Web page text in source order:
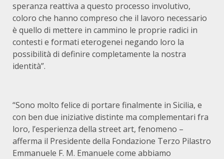
speranza reattiva a questo processo involutivo,
coloro che hanno compreso che il lavoro necessario
è quello di mettere in cammino le proprie radici in
contesti e formati eterogenei negando loro la
possibilità di definire completamente la nostra
identità”.
“Sono molto felice di portare finalmente in Sicilia, e
con ben due iniziative distinte ma complementari fra
loro, l’esperienza della street art, fenomeno –
afferma il Presidente della Fondazione Terzo Pilastro
Emmanuele F. M. Emanuele come abbiamo